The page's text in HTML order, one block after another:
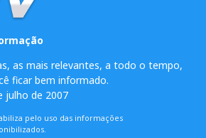
as mais relevantes, a todo o tempo,
ficar bem informado.
julho de 2007
pelo uso das informações